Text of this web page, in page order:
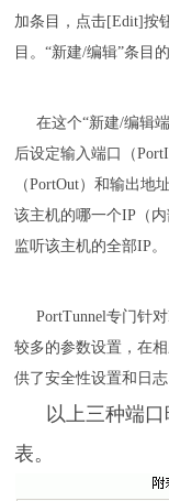
加条目，点击[Edit]按
目。“新建/编辑”条目
在这个“新建/编辑端
后设定输入端口（
（PortOut）和输出地
该主机的哪一个IP（
监听该主机的全部IP。
PortTunnel专门针对
较多的参数设置，在
供了安全性设置和日志
以上三种端
表。